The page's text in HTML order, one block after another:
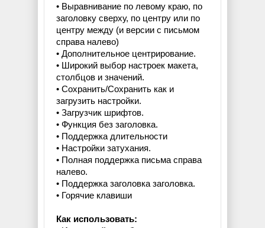
• Выравнивание по левому краю, по
заголовку сверху, по центру или по
центру между (и версии с письмом
справа налево)
• Дополнительное центрирование.
• Широкий выбор настроек макета,
столбцов и значений.
• Сохранить/Сохранить как и
загрузить настройки.
• Загрузчик шрифтов.
• Функция без заголовка.
• Поддержка длительности
• Настройки затухания.
• Полная поддержка письма справа
налево.
• Поддержка заголовка заголовка.
• Горячие клавиши
Как использовать: